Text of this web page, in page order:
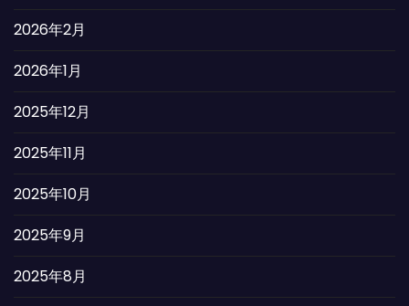
2026年2月
2026年1月
2025年12月
2025年11月
2025年10月
2025年9月
2025年8月